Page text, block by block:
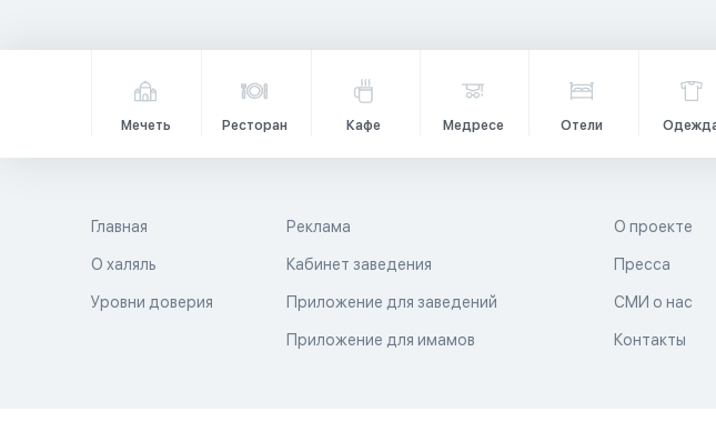
Мечеть Ресторан Кафе Медресе Отели
Главная
О халяль
Уровни доверия
Реклама
Кабинет заведения
Приложение для заведений
Приложение для имамов
О проекте
Пресса
СМИ о нас
Контакты